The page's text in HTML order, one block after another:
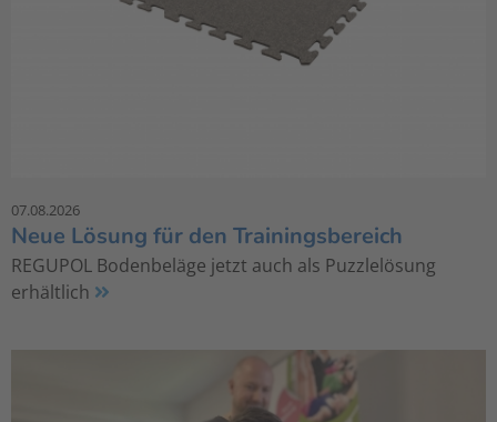
07.08.2026
Neue Lösung für den Trainingsbereich
REGUPOL Bodenbeläge jetzt auch als Puzzlelösung
erhältlich